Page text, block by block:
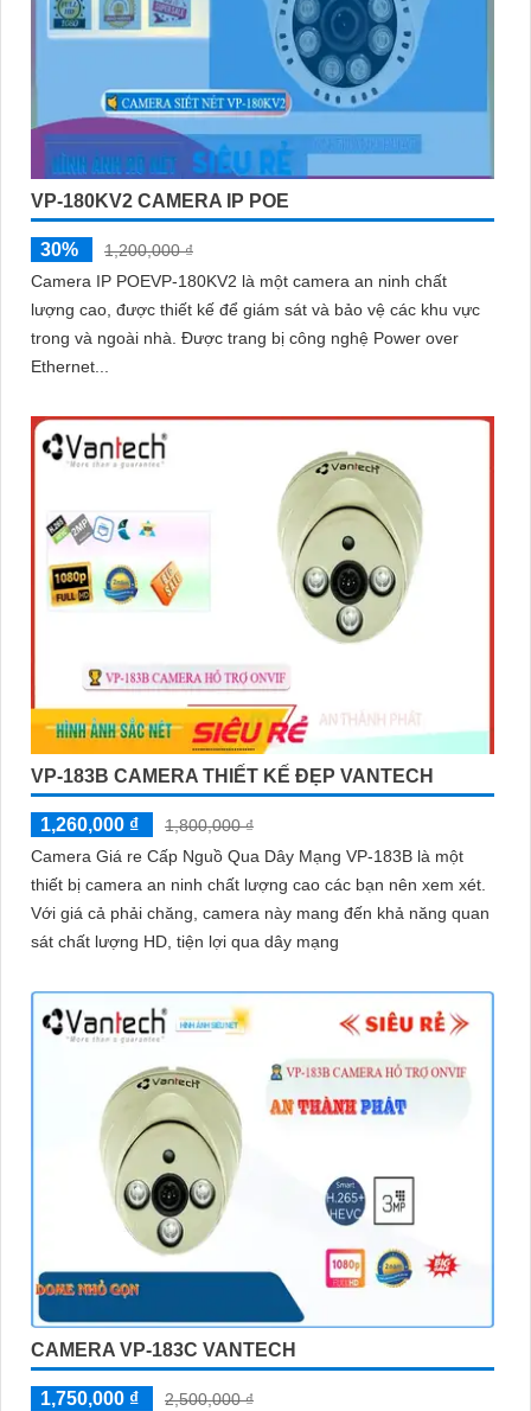
VP-180KV2 CAMERA IP POE
30%
1,200,000 ₫
Camera IP POEVP-180KV2 là một camera an ninh chất
lượng cao, được thiết kế để giám sát và bảo vệ các khu vực
trong và ngoài nhà. Được trang bị công nghệ Power over
Ethernet...
VP-183B CAMERA THIẾT KẾ ĐẸP VANTECH
1,260,000 ₫
1,800,000 ₫
Camera Giá re Cấp Nguồ Qua Dây Mạng VP-183B là một
thiết bị camera an ninh chất lượng cao các bạn nên xem xét.
Với giá cả phải chăng, camera này mang đến khả năng quan
sát chất lượng HD, tiện lợi qua dây mạng
CAMERA VP-183C VANTECH
1,750,000 ₫
2,500,000 ₫